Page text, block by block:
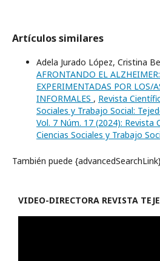
Artículos similares
Adela Jurado López, Cristina
AFRONTANDO EL
EXPERIMENTADAS POR LOS/
INFORMALES , Revista
Sociales y Trabajo Social:
Vol. 7 Núm. 17 (2024): Revista
Ciencias Sociales y Trabajo
También puede
VIDEO-DIRECTORA REVISTA